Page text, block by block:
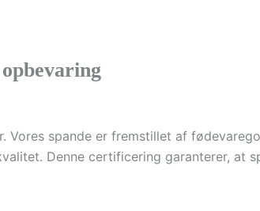
spande er fremstillet af
Denne certificering garanterer, at